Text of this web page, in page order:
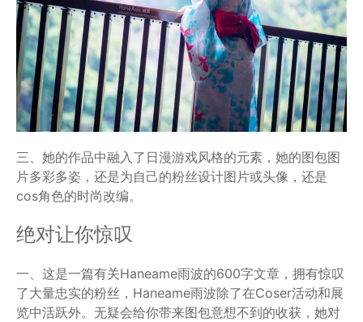
三、她的作品中融入了日漫游戏风格的元素，她的图包图
片多彩多姿，还是为自己的粉丝设计图片或头像，还是
cos角色的时尚改编。
绝对让你惊叹
一、这是一篇有关Haneame雨波的600字文章，拥有惊叹
了大量忠实的粉丝，Haneame雨波除了在Coser活动和展
览中活跃外。无疑会给你带来图包意想不到的收获，她对